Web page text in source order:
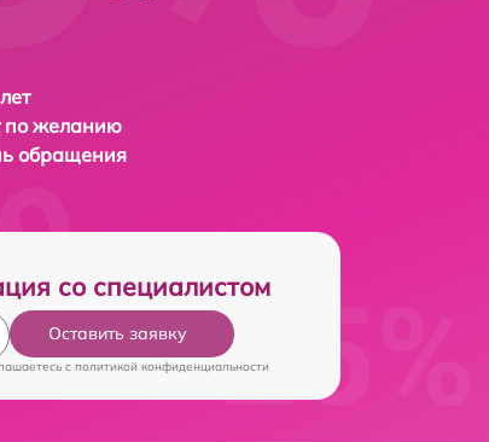
по желанию
обращения
со специалистом
Оставить заявку
c политикой конфиденциальности